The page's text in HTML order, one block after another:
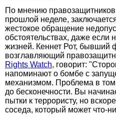
По мнению
прошлой неделе,
жестокое обращение
обстоятельствах, даже если
жизней. Кеннет Рот, бывший
возглавляющий
Rights Watch, говорит:
напоминают о бомбе с
механизмом. Проблема в
до бесконечности. Вы
пытки к террористу, но
соседа, который может что-